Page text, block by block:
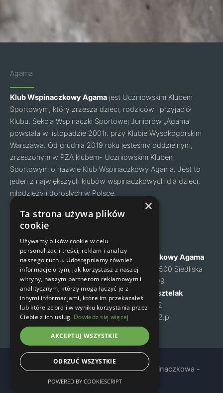
Agama
Klub Wspinaczkowy Agama jest Uczniowskim Klubem
Sportowym, który zrzesza dzieci, rodziców i przyjaciół
Klubu. Sekcja Wspinaczki Sportowej Juniorów „Agama”
powstała w listopadzie 2001r. przy Klubie Wysokogórskim
Warszawa. Od grudnia 2019 roku jesteśmy oddzielnym,
zrzeszonym w PZA klubem- Uczniowskim Klubem
Sportowym o nazwie Klub Wspinaczkowy Agama. Jest to
jeden z największych klubów wspinaczkowych dla dzieci,
młodzieży i dorosłych w Polsce.
Facebook
Instagram
O nas
Cennik
Zapisy na zajęcia
Kontakt
Regulamin
Polityka prywatności
Klub Wspinaczkowy Agama
ul. Mysia 6, 05-500 Siedliska
NIP: 1231460699
Małgorzata Kusztelak
tel. 502 637 072
m-kusztelak@o2.pl
Copyright © 2024 Agama - Sekcja Wspinaczkowa -
Warszawa
×
Ta strona używa plików
cookie
Używamy plików cookie w celu
personalizacji treści, reklam i analizy
naszego ruchu. Udostępniamy również
informacje o tym, jak korzystasz z naszej
witryny, naszym partnerom reklamowym i
analitycznym, którzy mogą łączyć je z
innymi informacjami, które im przekazałeś
lub które zebrali w wyniku korzystania przez
Ciebie z ich usług. Dowiedz się więcej
AKCEPTUJ WSZYSTKIE
ODRZUĆ WSZYSTKIE
POWERED BY COOKIESCRIPT